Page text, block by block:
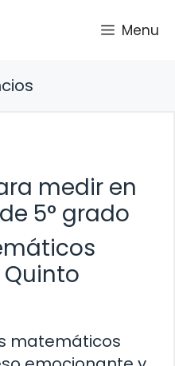
Menu
medir en
5° grado
matemáticos